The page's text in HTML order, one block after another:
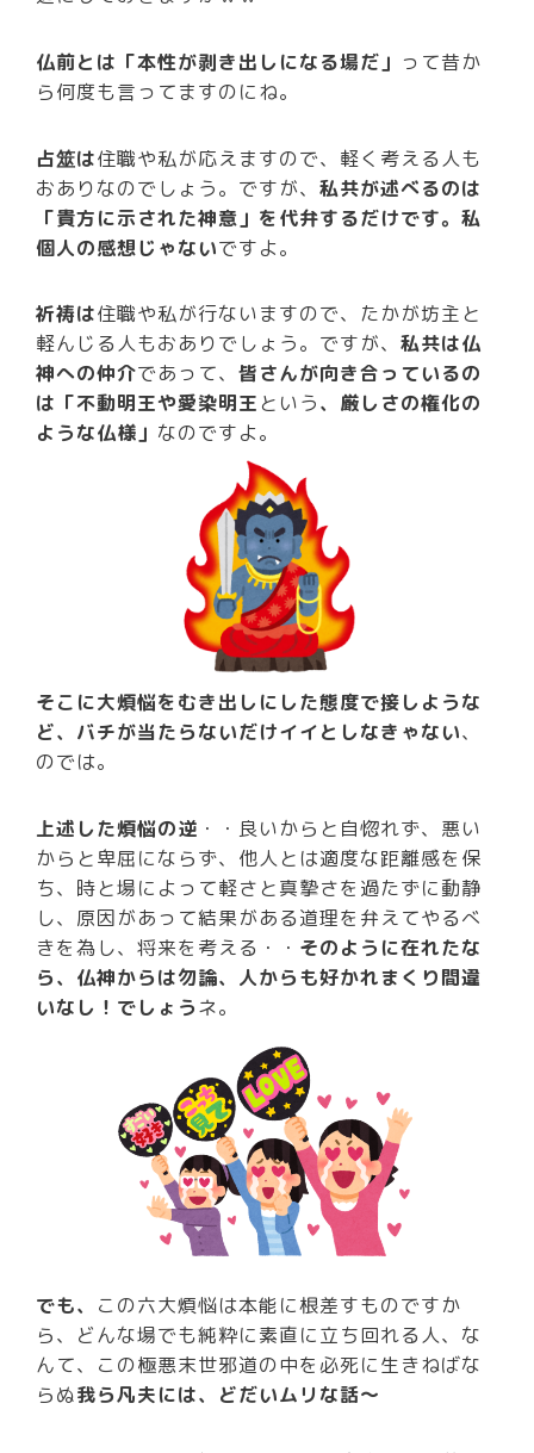
仏前とは「本性が剥き出しになる場だ」 って昔か
ら何度も言ってますのにね。
占筮は住職や私が応えますので、軽く考える人も
おありなのでしょう。ですが、私共が述べるのは
「貴方に示された神意」を代弁するだけです。私
個人の感想じゃないですよ。
祈祷は住職や私が行ないますので、たかが坊主と
軽んじる人もおありでしょう。ですが、私共は仏
神への仲介であって、皆さんが向き合っているの
は「不動明王や愛染明王という、厳しさの権化の
ような仏様」 なのですよ。
そこに大煩悩をむき出しにした態度で接しような
ど、バチが当たらないだけイイとしなきゃない、
のでは。
上述した煩悩の逆 ・・良いからと自惚れず、悪い
からと卑屈にならず、他人とは適度な距離感を保
ち、時と場によって軽さと真摯さを過たずに動静
し、原因があって結果がある道理を弁えてやるべ
きを為し、将来を考える・・ そのように在れたな
ら、仏神からは勿論、人からも好かれまくり間違
いなし！でしょうネ。
でも、 この六大煩悩は本能に根差すものですか
ら、どんな場でも純粋に素直に立ち回れる人、な
んて、この極悪末世邪道の中を必死に生きねばな
らぬ我ら凡夫には、どだいムリな話～